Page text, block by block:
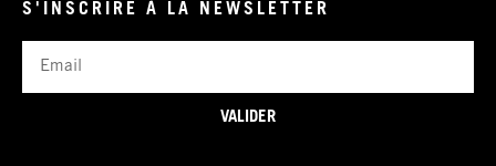
S'INSCRIRE À LA NEWSLETTER
VALIDER